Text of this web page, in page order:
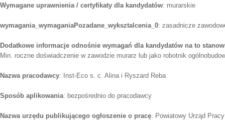
Wymagane uprawnienia / certyfikaty dla kandydatów: murarskie
wymagania_wymaganiaPozadane_wyksztalcenia_0: zasadnicze
Dodatkowe informacje odnośnie wymagań dla kandydatów na to
Min. roczne doświadczenie w zawodzie murarz lub jako robotnik
Nazwa pracodawcy: Inst-Eco s. c. Alina i Ryszard Reba
Sposób aplikowania: bezpośrednio do pracodawcy
Nazwa urzędu publikującego ogłoszenie o pracę: Powiatowy Urząd